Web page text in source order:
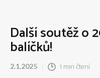
Další soutěž o
balíčků!
2.1.2025 1 min čtení